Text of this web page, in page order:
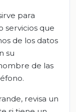
para
servicios que
de los datos
su
de las
revisa un